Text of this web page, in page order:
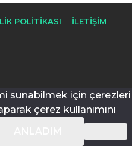
POLITIKASI İLETIŞIM
sunabilmek için çerezleri
çerez kullanımını